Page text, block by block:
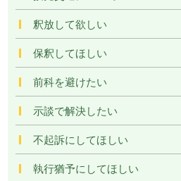
釈放して欲しい
保釈してほしい
前科を避けたい
示談で解決したい
不起訴にしてほしい
執行猶予にしてほしい